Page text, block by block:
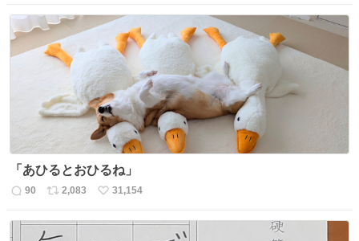
ス
ト
数
ね
数
「あひるとおひるね」
返
90
リ
2,083
い
31,154